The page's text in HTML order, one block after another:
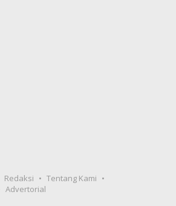
Redaksi
Tentang Kami
Advertorial